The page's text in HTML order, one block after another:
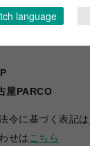
屋PARCO
令に基づく表記は
せは こちら
language